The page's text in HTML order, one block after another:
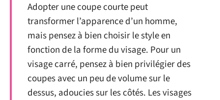
Adopter une coupe courte peut
transformer l’apparence d’un homme,
mais pensez à bien choisir le style en
fonction de la forme du visage. Pour un
visage carré, pensez à bien privilégier des
coupes avec un peu de volume sur le
dessus, adoucies sur les côtés. Les visages